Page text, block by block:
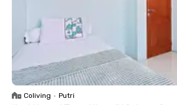
Coliving • Putri